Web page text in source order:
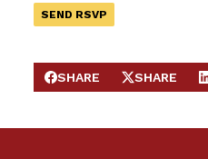
SHARE ON FACEBOOK
SHARE
SHARE ON X
SHARE